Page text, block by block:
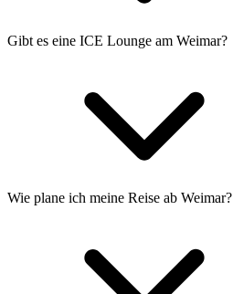
Gibt es eine ICE Lounge am Weimar?
Wie plane ich meine Reise ab Weimar?